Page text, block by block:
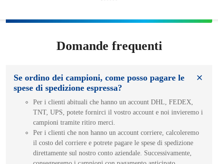
Domande frequenti
Se ordino dei campioni, come posso pagare le
spese di spedizione espressa?
Per i clienti abituali che hanno un account DHL, FEDEX,
TNT, UPS, potete fornirci il vostro account e noi invieremo i
campioni tramite ritiro merci.
Per i clienti che non hanno un account corriere, calcoleremo
il costo del corriere e potrete pagare le spese di spedizione
direttamente sul nostro conto aziendale. Successivamente,